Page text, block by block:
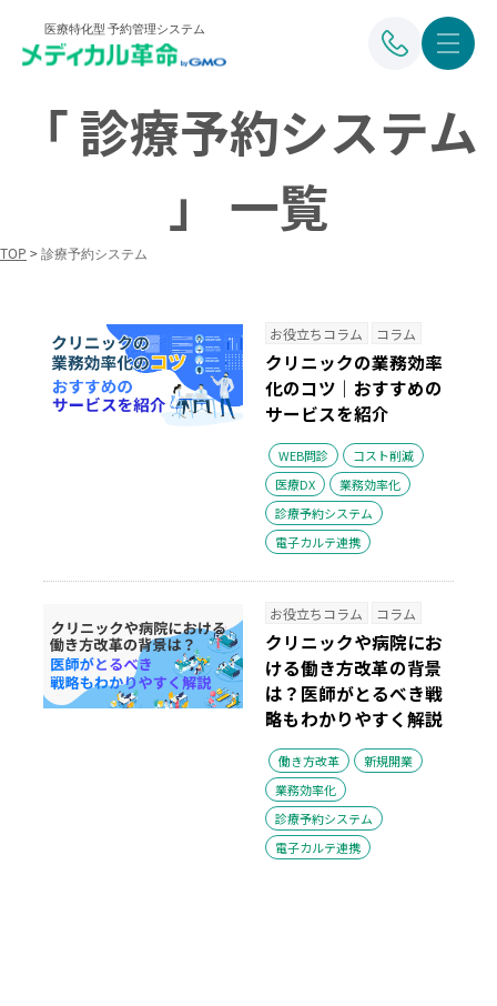
医療特化型 予約管理システム
「 診療予約システム
」 一覧
TOP > 診療予約システム
お役立ちコラム コラム
クリニックの業務効率
化のコツ｜おすすめの
サービスを紹介
WEB問診
コスト削減
医療DX
業務効率化
診療予約システム
電子カルテ連携
お役立ちコラム コラム
クリニックや病院にお
ける働き方改革の背景
は？医師がとるべき戦
略もわかりやすく解説
働き方改革
新規開業
業務効率化
診療予約システム
電子カルテ連携